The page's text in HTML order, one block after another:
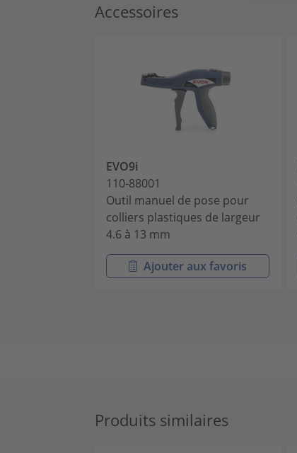
Accessoires
EVO9i
110-88001
Outil manuel de pose pour
colliers plastiques de largeur
4.6 à 13 mm
Ajouter aux favoris
Produits similaires